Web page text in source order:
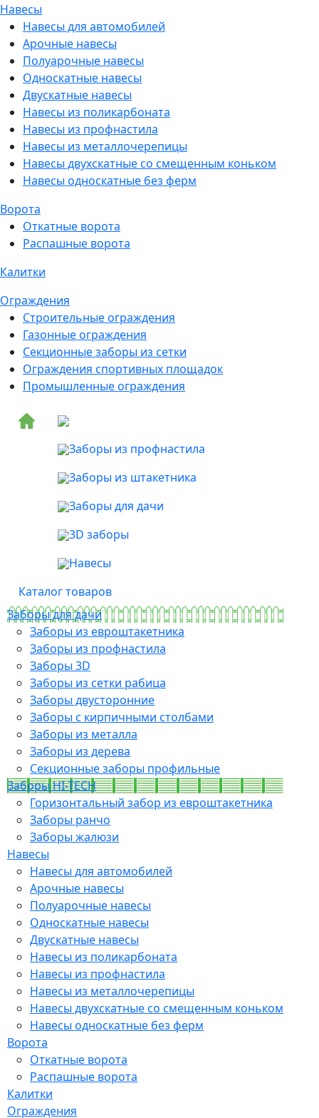
Навесы
Навесы для автомобилей
Арочные навесы
Полуарочные навесы
Односкатные навесы
Двускатные навесы
Навесы из поликарбоната
Навесы из профнастила
Навесы из металлочерепицы
Навесы двухскатные со смещенным коньком
Навесы односкатные без ферм
Ворота
Откатные ворота
Распашные ворота
Калитки
Ограждения
Строительные ограждения
Газонные ограждения
Секционные заборы из сетки
Ограждения спортивных площадок
Промышленные ограждения
Заборы из профнастила
Заборы из штакетника
Заборы для дачи
3D заборы
Навесы
Каталог товаров
Заборы для дачи
Заборы из евроштакетника
Заборы из профнастила
Заборы 3D
Заборы из сетки рабица
Заборы двусторонние
Заборы с кирпичными столбами
Заборы из металла
Заборы из дерева
Секционные заборы профильные
Заборы HI-TECH
Горизонтальный забор из евроштакетника
Заборы ранчо
Заборы жалюзи
Навесы
Навесы для автомобилей
Арочные навесы
Полуарочные навесы
Односкатные навесы
Двускатные навесы
Навесы из поликарбоната
Навесы из профнастила
Навесы из металлочерепицы
Навесы двухскатные со смещенным коньком
Навесы односкатные без ферм
Ворота
Откатные ворота
Распашные ворота
Калитки
Ограждения